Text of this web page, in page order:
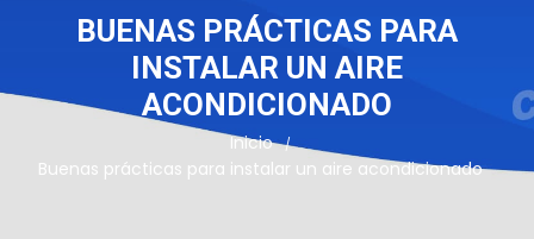
BUENAS PRÁCTICAS PARA
INSTALAR UN AIRE
ACONDICIONADO
Inicio
Buenas prácticas para instalar un aire acondicionado